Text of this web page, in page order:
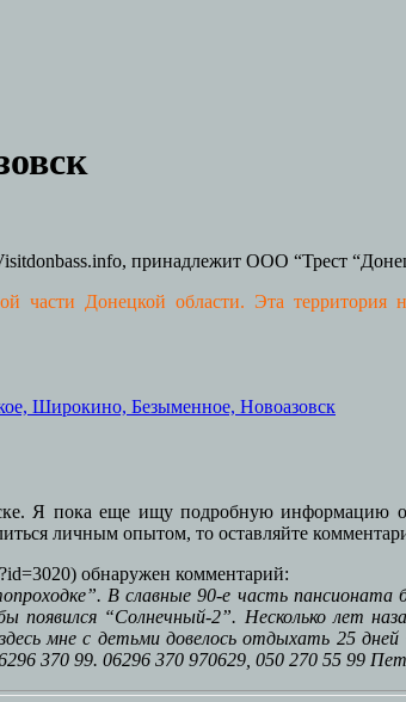
принадлежит ООО “Трест
Донецкой области. Эта территория
Широкино, Безыменное, Новоазовск
Я пока еще ищу подробную информацию
личным опытом, то оставляйте
обнаружен комментарий:
В славные 90-е часть
“Солнечный-2”. Несколько лет
мне с детьми довелось отдыхать 25
370 99. 06296 370 970629, 050 270 55 99